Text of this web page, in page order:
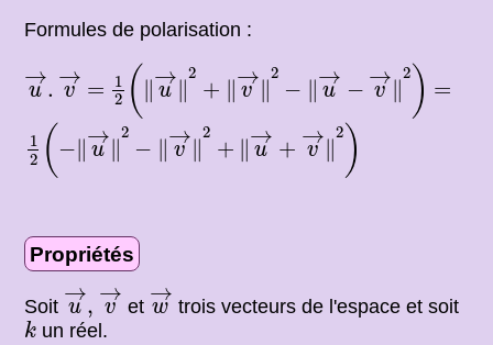
Formules de polarisation :
→
u . →
v
→ v
=
=
1
2 ( ∥→
u ∥
2
+ ∥→
v ∥
2
− ∥→
u − →
v ∥
2 )
( →‖ ‖ ‖2
=
=
1
2 ( −∥→
u ∥
2
− ∥→
v ∥
2
+ ∥→
u + →
v ∥
2 )
( ‖2− ‖2 ‖2
Propriétés
Soit
→
u ,
u→,
→
v
v→
et
→
w
w→
trois vecteurs de l'espace et soit
k
k un réel.